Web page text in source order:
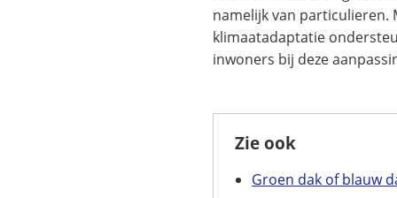
namelijk van particulieren.
klimaatadaptatie
inwoners bij deze
Zie ook
Groen dak of blauw